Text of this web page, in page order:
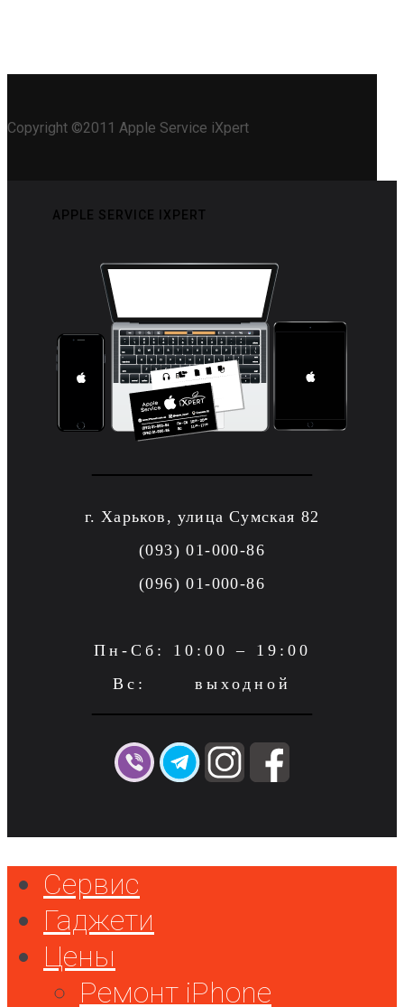
Copyright ©2011 Apple Service iXpert
APPLE SERVICE IXPERT
г. Харьков, улица Сумская 82
(093) 01-000-86
(096) 01-000-86
Пн-Сб: 10:00 – 19:00
Вс: выходной
Сервис
Гаджети
Цены
Ремонт iPhone